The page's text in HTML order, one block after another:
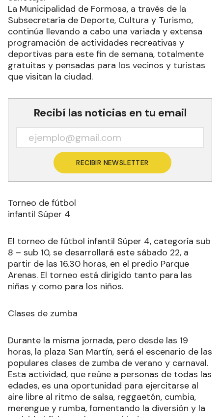
deportivo, a lo cultural, al aire libre e incluye
deportes de estilo extremo como rural bike y
canotaje.
La Municipalidad de Formosa, a través de la
Subsecretaría de Deporte, Cultura y Turismo,
continúa llevando a cabo una variada y extensa
programación de actividades recreativas y
que visitan la ciudad.
Recibí las noticias en tu email
Torneo de fútbol
infantil Súper 4
El torneo de fútbol infantil Súper 4, categoría sub
8 – sub 10, se desarrollará este sábado 22, a
Arenas. El torneo está dirigido tanto para las
Clases de zumba
Durante la misma jornada, pero desde las 19
horas, la plaza San Martín, será el escenario de las
populares clases de zumba de verano y carnaval.
Esta actividad, que reúne a personas de todas las